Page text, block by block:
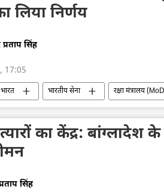
लिया निर्णय
प्रताप सिंह
17:05
भारत भारतीय सेना रक्षा मंत्रालय
तकनीकी विकास सैन्य तकनीकी सहयोग
का केंद्र: बांग्लादेश
सिंह